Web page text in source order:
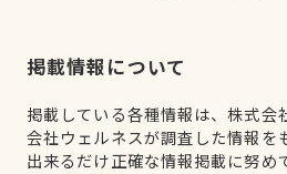
掲載情報について
掲載している各種情報は、株式会
会社ウェルネスが調査した情報を
出来るだけ正確な情報掲載に努め